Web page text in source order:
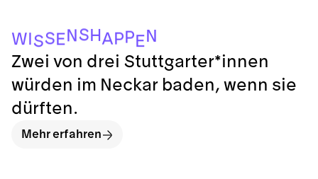
WISSENSHA PPEN
Zwei von drei Stuttgarter*innen
würden im Neckar baden, wenn sie
dürften.
Mehr erfahren